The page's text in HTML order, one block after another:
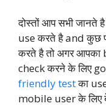
दोस्तों आप सभी जानते
use करते है and कुछ
करते है तो अगर
check करने के लिए
friendly testका
mobile user के लिए